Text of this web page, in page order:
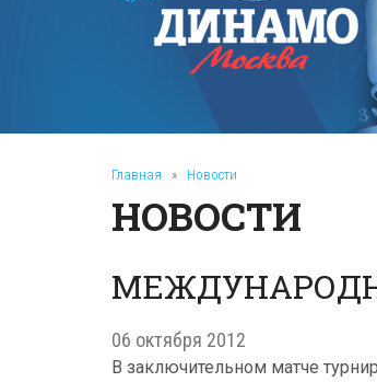
Главная » Новости
НОВОСТИ
06 октября 2012
В заключительном матче